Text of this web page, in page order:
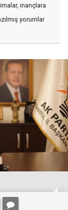
inançlara
yorumlar